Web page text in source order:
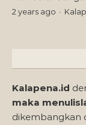
2 years ago
Kalapena.id
maka
dikembangkan